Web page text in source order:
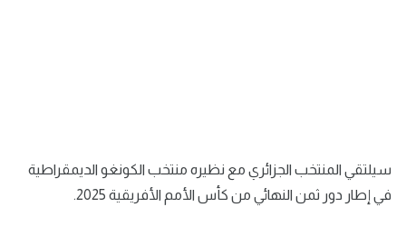
سيلتقي المنتخب الجزائري مع نظيره منتخب الكونغو الديمقراطية
في إطار دور ثمن النهائي من كأس الأمم الأفريقية 2025.